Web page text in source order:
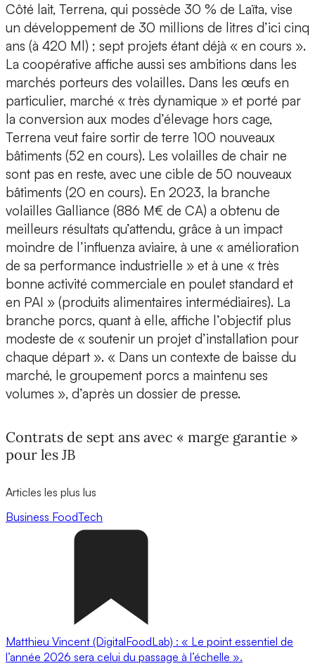
Côté lait, Terrena, qui possède 30 % de Laïta, vise
un développement de 30 millions de litres d’ici cinq
ans (à 420 Ml) ; sept projets étant déjà « en cours ».
La coopérative affiche aussi ses ambitions dans les
marchés porteurs des volailles. Dans les œufs en
particulier, marché « très dynamique » et porté par
la conversion aux modes d’élevage hors cage,
Terrena veut faire sortir de terre 100 nouveaux
bâtiments (52 en cours). Les volailles de chair ne
sont pas en reste, avec une cible de 50 nouveaux
bâtiments (20 en cours). En 2023, la branche
volailles Galliance (886 M€ de CA) a obtenu de
meilleurs résultats qu’attendu, grâce à un impact
moindre de l’influenza aviaire, à une « amélioration
de sa performance industrielle » et à une « très
bonne activité commerciale en poulet standard et
en PAI » (produits alimentaires intermédiaires). La
branche porcs, quant à elle, affiche l’objectif plus
modeste de « soutenir un projet d’installation pour
chaque départ ». « Dans un contexte de baisse du
marché, le groupement porcs a maintenu ses
volumes », d’après un dossier de presse.
Contrats de sept ans avec « marge garantie »
pour les JB
Articles les plus lus
Business FoodTech
Matthieu Vincent (DigitalFoodLab) : « Le point essentiel de
l’année 2026 sera celui du passage à l’échelle ».